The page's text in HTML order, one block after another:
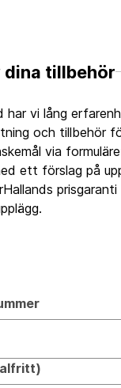
dina tillbehör
har vi lång
och tillbehör
via
ett förslag på